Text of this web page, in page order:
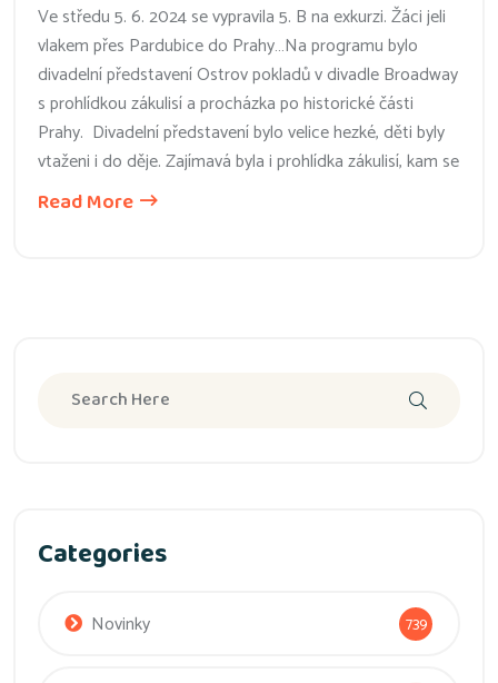
Ve středu 5. 6. 2024 se vypravila 5. B na exkurzi. Žáci jeli
vlakem přes Pardubice do Prahy…Na programu bylo
divadelní představení Ostrov pokladů v divadle Broadway
s prohlídkou zákulisí a procházka po historické části
Prahy. Divadelní představení bylo velice hezké, děti byly
vtaženi i do děje. Zajímavá byla i prohlídka zákulisí, kam se
Read More
Categories
Novinky 739